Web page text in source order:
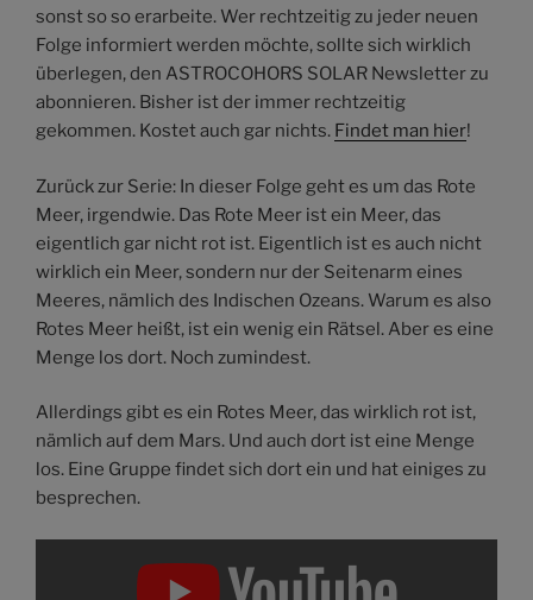
sonst so so erarbeite. Wer rechtzeitig zu jeder neuen
Folge informiert werden möchte, sollte sich wirklich
überlegen, den ASTROCOHORS SOLAR Newsletter zu
abonnieren. Bisher ist der immer rechtzeitig
gekommen. Kostet auch gar nichts. Findet man hier!
Zurück zur Serie: In dieser Folge geht es um das Rote
Meer, irgendwie. Das Rote Meer ist ein Meer, das
eigentlich gar nicht rot ist. Eigentlich ist es auch nicht
wirklich ein Meer, sondern nur der Seitenarm eines
Meeres, nämlich des Indischen Ozeans. Warum es also
Rotes Meer heißt, ist ein wenig ein Rätsel. Aber es eine
Menge los dort. Noch zumindest.
Allerdings gibt es ein Rotes Meer, das wirklich rot ist,
nämlich auf dem Mars. Und auch dort ist eine Menge
los. Eine Gruppe findet sich dort ein und hat einiges zu
besprechen.
„Red